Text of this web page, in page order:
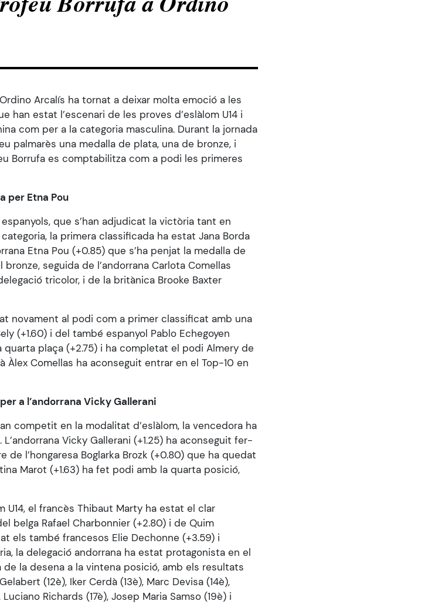
Borrufa a Ordino
Arcalís ha tornat a deixar molta emoció a les
han estat l’escenari de les proves d’eslàlom U14 i
com per a la categoria masculina. Durant la jornada
palmarès una medalla de plata, una de bronze, i
Borrufa es comptabilitza com a podi les primeres
per Etna Pou
que s’han adjudicat la victòria tant en
la primera classificada ha estat Jana Borda
Etna Pou (+0.85) que s’ha penjat la medalla de
bronze, seguida de l’andorrana Carlota Comellas
tricolor, i de la britànica Brooke Baxter
novament al podi com a primer classificat amb una
(+1.60) i del també espanyol Pablo Echegoyen
quarta plaça (+2.75) i ha completat el podi Almery de
Àlex Comellas ha aconseguit entrar en el Top-10 en
a l’andorrana Vicky Gallerani
competit en la modalitat d’eslàlom, la vencedora ha
L’andorrana Vicky Gallerani (+1.25) ha aconseguit fer-
l’hongaresa Boglarka Brozk (+0.80) que ha quedat
Marot (+1.63) ha fet podi amb la quarta posició,
U14, el francès Thibaut Marty ha estat el clar
belga Rafael Charbonnier (+2.80) i de Quim
els també francesos Elie Dechonne (+3.59) i
la delegació andorrana ha estat protagonista en el
la desena a la vintena posició, amb els resultats
(12è), Iker Cerdà (13è), Marc Devisa (14è),
Richards (17è), Josep Maria Samso (19è) i